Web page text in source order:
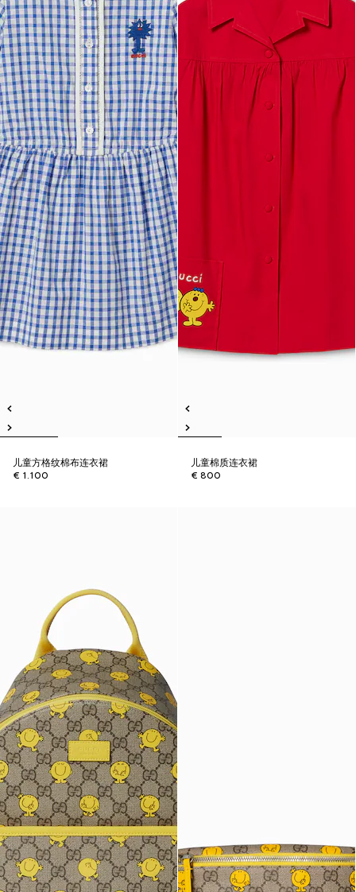
儿童方格纹棉布连衣裙
€ 1.100
儿童棉质连衣裙
€ 800